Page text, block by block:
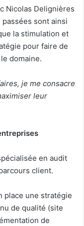
Nicolas Delignières
sont ainsi
la stimulation et
pour faire de
domaine.
je me consacre
leur
en audit
client.
place une stratégie
de qualité (site
de